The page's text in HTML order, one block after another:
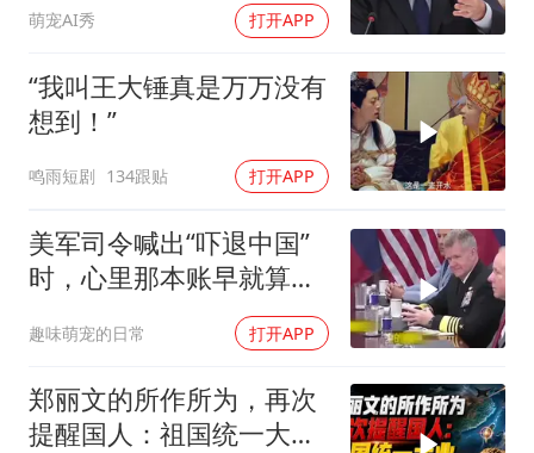
萌宠AI秀 打开APP
“我叫王大锤真是万万没有
想到！”
鸣雨短剧 134跟贴 打开APP
美军司令喊出“吓退中国”
时，心里那本账早就算清
趣味萌宠的日常 打开APP
郑丽文的所作所为，再次
提醒国人：祖国统一大